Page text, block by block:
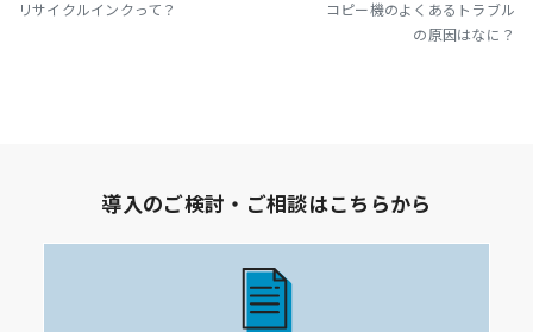
リサイクルインクって？
コピー機のよくあるトラブル
の原因はなに？
導入のご検討・ご相談はこちらから